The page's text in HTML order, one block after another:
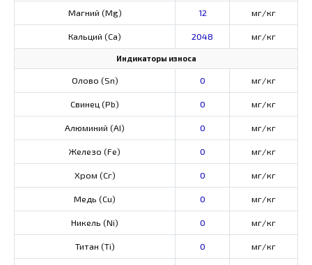
Магний (Mg) 12 мг/кг
Кальций (Са) 2048 мг/кг
Индикаторы износа
Олово (Sn) 0 мг/кг
Свинец (Pb) 0 мг/кг
Алюминий (AI) 0 мг/кг
Железо (Fe) 0 мг/кг
Хром (Сг) 0 мг/кг
Медь (Cu) 0 мг/кг
Никель (Ni) 0 мг/кг
Титан (Ti) 0 мг/кг